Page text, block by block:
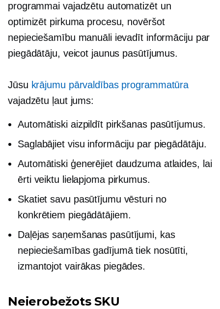
programmai vajadzētu automatizēt un
optimizēt pirkuma procesu, novēršot
nepieciešamību manuāli ievadīt informāciju par
piegādātāju, veicot jaunus pasūtījumus.
Jūsu krājumu pārvaldības programmatūra
vajadzētu ļaut jums:
Automātiski aizpildīt pirkšanas pasūtījumus.
Saglabājiet visu informāciju par piegādātāju.
Automātiski ģenerējiet daudzuma atlaides, lai
ērti veiktu lielapjoma pirkumus.
Skatiet savu pasūtījumu vēsturi no
konkrētiem piegādātājiem.
Daļējas saņemšanas pasūtījumi, kas
nepieciešamības gadījumā tiek nosūtīti,
izmantojot vairākas piegādes.
Neierobežots SKU